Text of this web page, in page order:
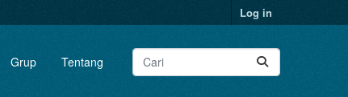
Log in
Grup Tentang